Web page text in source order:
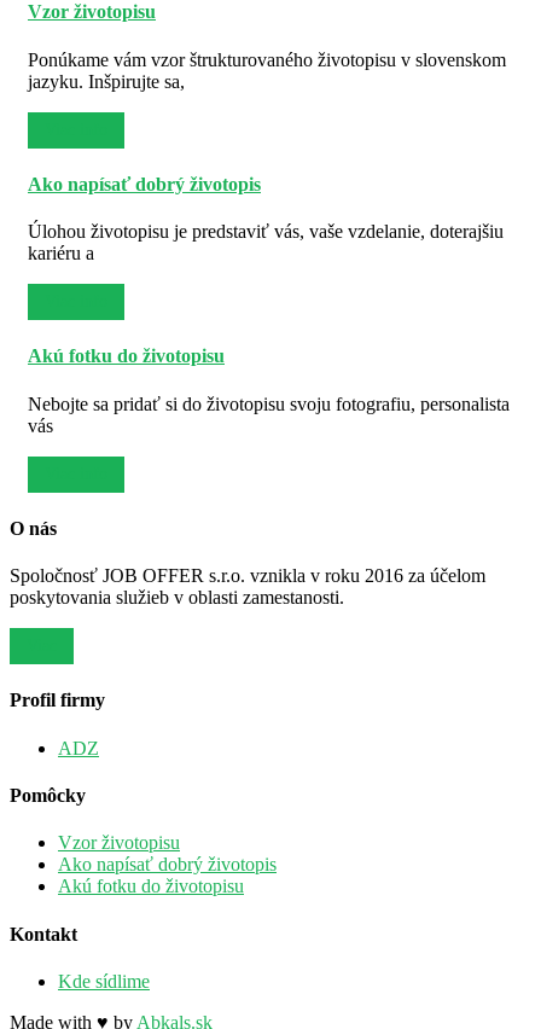
Vzor životopisu
Ponúkame vám vzor štrukturovaného životopisu v slovenskom
jazyku. Inšpirujte sa,
Ako napísať dobrý životopis
Úlohou životopisu je predstaviť vás, vaše vzdelanie, doterajšiu
kariéru a
Akú fotku do životopisu
Nebojte sa pridať si do životopisu svoju fotografiu, personalista
vás
O nás
Spoločnosť JOB OFFER s.r.o. vznikla v roku 2016 za účelom
poskytovania služieb v oblasti zamestanosti.
Profil firmy
ADZ
Pomôcky
Vzor životopisu
Ako napísať dobrý životopis
Akú fotku do životopisu
Kontakt
Kde sídlime
Made with ♥ by Abkals.sk